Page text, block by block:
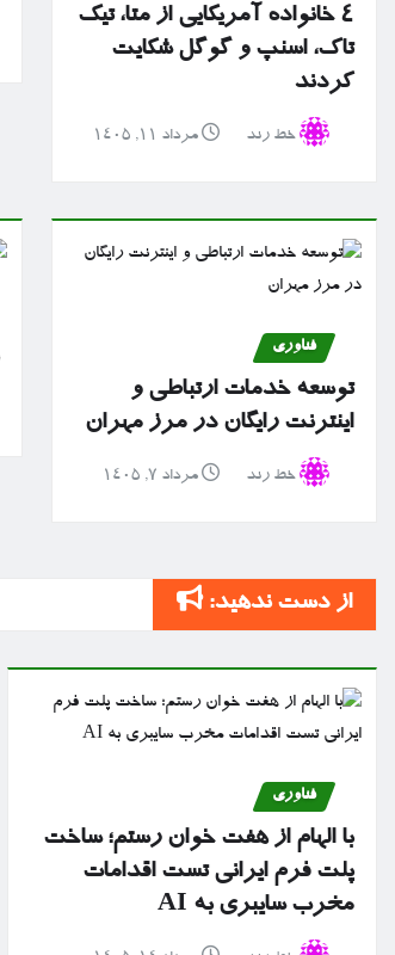
۴ خانواده آمریکایی از متا، تیک
تاک، اسنپ و گوگل شکایت
کردند
خط رند مرداد ۱۱, ۱۴۰۵
فناوری
توسعه خدمات ارتباطی و
اینترنت رایگان در مرز مهران
خط رند مرداد ۷, ۱۴۰۵
از دست ندهید:
فناوری
با الهام از هفت خوان رستم؛ ساخت
پلت فرم ایرانی تست اقدامات
مخرب سایبری به AI